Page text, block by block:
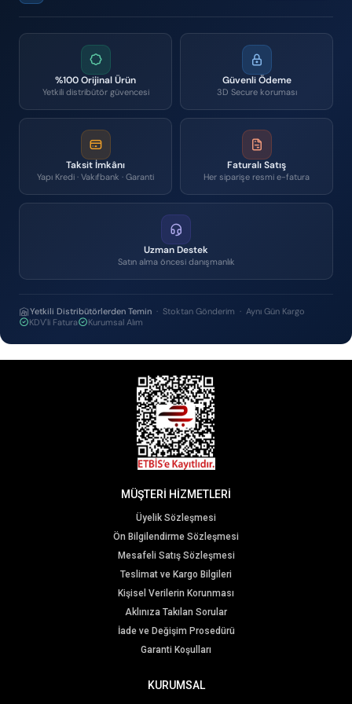
%100 Orijinal Ürün
Yetkili distribütör güvencesi
Güvenli Ödeme
3D Secure koruması
Taksit İmkânı
Yapı Kredi · Vakıfbank · Garanti
Faturalı Satış
Her siparişe resmi e-fatura
Uzman Destek
Satın alma öncesi danışmanlık
Yetkili Distribütörlerden Temin · Stoktan Gönderim · Aynı Gün Kargo
KDV'li Fatura
Kurumsal Alım
MÜŞTERİ HİZMETLERİ
Üyelik Sözleşmesi
Ön Bilgilendirme Sözleşmesi
Mesafeli Satış Sözleşmesi
Teslimat ve Kargo Bilgileri
Kişisel Verilerin Korunması
Aklınıza Takılan Sorular
İade ve Değişim Prosedürü
Garanti Koşulları
KURUMSAL